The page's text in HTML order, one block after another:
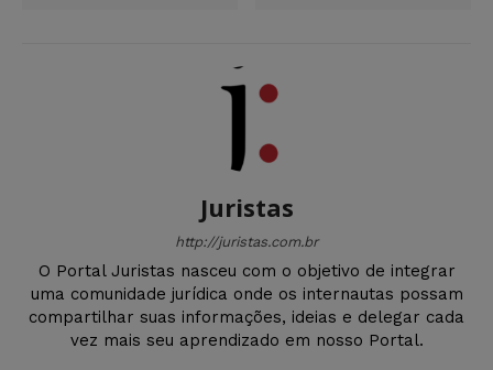
Juristas
http://juristas.com.br
O Portal Juristas nasceu com o objetivo de integrar
uma comunidade jurídica onde os internautas possam
compartilhar suas informações, ideias e delegar cada
vez mais seu aprendizado em nosso Portal.